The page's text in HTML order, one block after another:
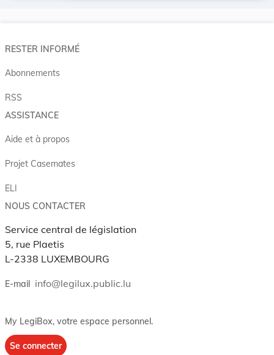
RESTER INFORMÉ
Abonnements
RSS
ASSISTANCE
Aide et à propos
Projet Casemates
ELI
NOUS CONTACTER
Service central de législation
5, rue Plaetis
L-2338 LUXEMBOURG
E-mail info@legilux.public.lu
My LegiBox, votre espace personnel.
Se connecter